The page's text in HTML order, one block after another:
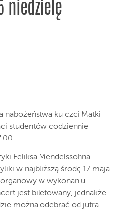
niedzielę
nabożeństwa ku czci Matki
studentów codziennie
Feliksa Mendelssohna
w najbliższą środę 17 maja
w wykonaniu
jest biletowany, jednakże
można odebrać od jutra